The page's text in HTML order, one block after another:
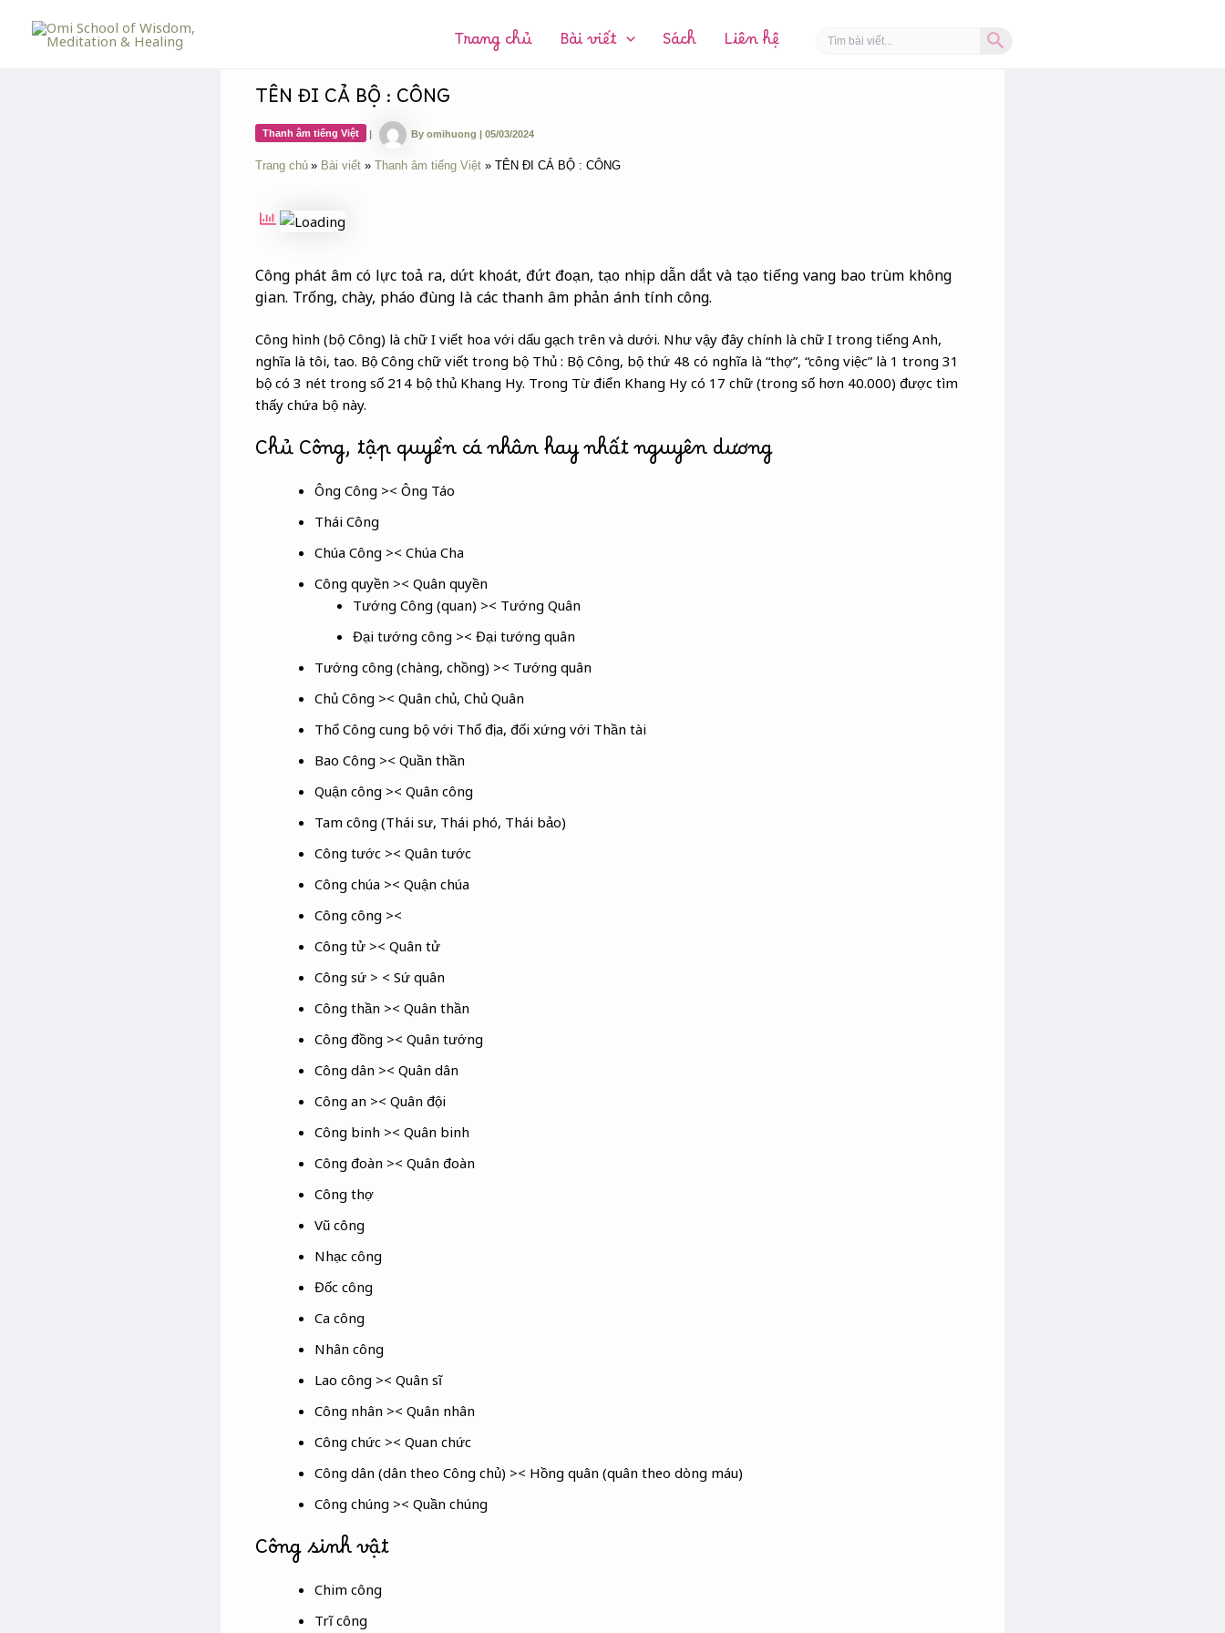
Trang chủ Bài viết Sách Liên hệ Search
for:
TÊN ĐI CẢ BỘ : CÔNG
Thanh âm tiếng Việt | By omihuong | 05/03/2024
Trang chủ Bài viết Thanh âm tiếng Việt TÊN ĐI CẢ BỘ : CÔNG
Công phát âm có lực toả ra, dứt khoát, đứt đoạn, tạo nhịp dẫn dắt và tạo tiếng vang bao trùm không
gian. Trống, chày, pháo đùng là các thanh âm phản ánh tính công.
Công hình (bộ Công) là chữ I viết hoa với dấu gạch trên và dưới. Như vậy đây chính là chữ I trong tiếng Anh,
nghĩa là tôi, tao. Bộ Công chữ viết trong bộ Thủ : Bộ Công, bộ thứ 48 có nghĩa là “thợ”, “công việc” là 1 trong 31
bộ có 3 nét trong số 214 bộ thủ Khang Hy. Trong Từ điển Khang Hy có 17 chữ (trong số hơn 40.000) được tìm
thấy chứa bộ này.
Chủ Công, tập quyền cá nhân hay nhất nguyên dương
Ông Công >< Ông Táo
Thái Công
Chúa Công >< Chúa Cha
Công quyền >< Quân quyền
Tướng Công (quan) >< Tướng Quân
Đại tướng công >< Đại tướng quân
Tướng công (chàng, chồng) >< Tướng quân
Chủ Công >< Quân chủ, Chủ Quân
Thổ Công cung bộ với Thổ địa, đối xứng với Thần tài
Bao Công >< Quần thần
Quận công >< Quân công
Tam công (Thái sư, Thái phó, Thái bảo)
Công tước >< Quân tước
Công chúa >< Quận chúa
Công công ><
Công tử >< Quân tử
Công sứ > < Sứ quân
Công thần >< Quân thần
Công đồng >< Quân tướng
Công dân >< Quân dân
Công an >< Quân đội
Công binh >< Quân binh
Công đoàn >< Quân đoàn
Công thợ
Vũ công
Nhạc công
Đốc công
Ca công
Nhân công
Lao công >< Quân sĩ
Công nhân >< Quân nhân
Công chức >< Quan chức
Công dân (dân theo Công chủ) >< Hồng quân (quân theo dòng máu)
Công chúng >< Quần chúng
Công sinh vật
Chim công
Trĩ công